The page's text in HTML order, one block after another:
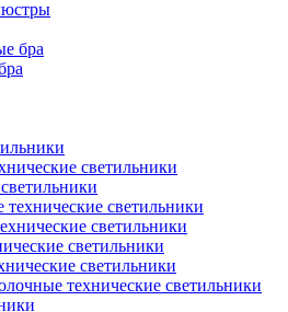
бра
светильники
светильники
светильники
светильники
светильники
технические светильники